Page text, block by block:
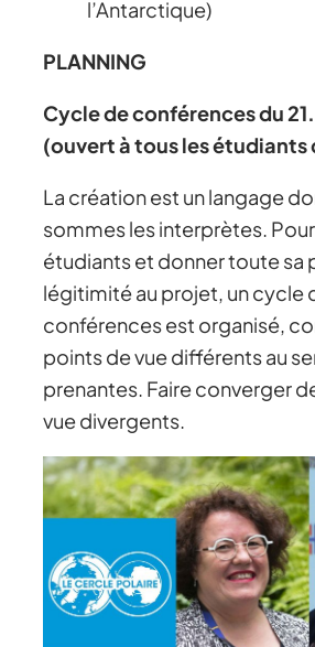
l’Antarctique)
PLANNING
Cycle de conférences du
(ouvert à tous les étudiants
La création est un langage
sommes les interprètes.
étudiants et donner toute sa
légitimité au projet, un cycle
conférences est organisé,
points de vue différents au
prenantes. Faire converger
vue divergents.